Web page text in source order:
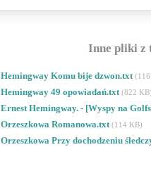
Inne pliki z
Hemingway Komu bije dzwon.txt
Hemingway 49 opowiadań.txt (822
Ernest Hemingway. - [Wyspy na
Orzeszkowa Romanowa.txt (114 KB)
Orzeszkowa Przy dochodzeniu